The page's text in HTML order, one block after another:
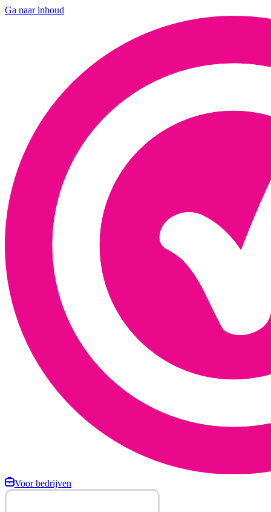
Ga naar inhoud
Voor bedrijven